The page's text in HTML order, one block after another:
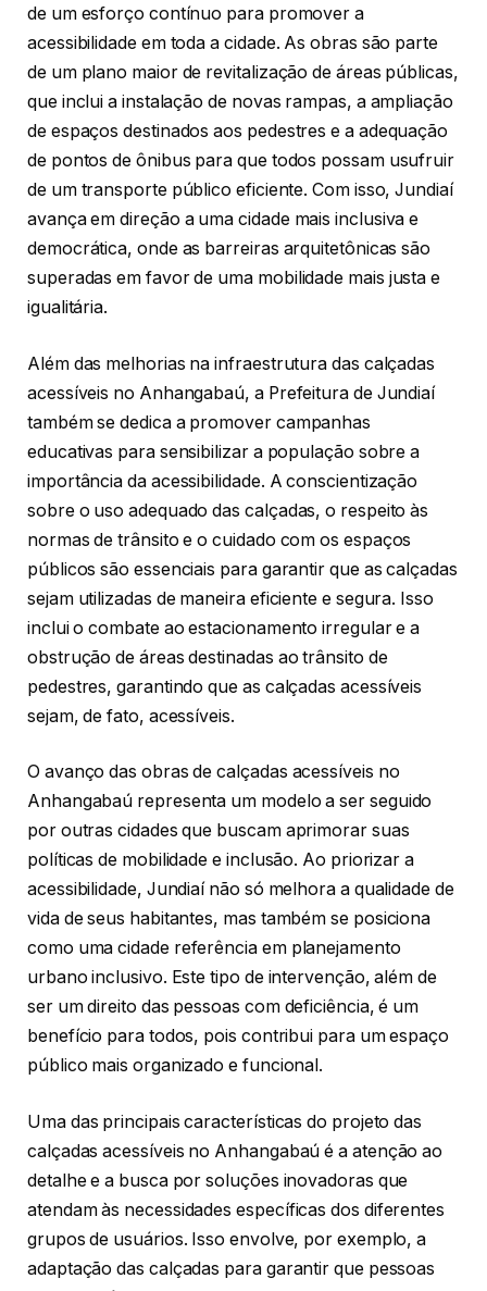
de um esforço contínuo para promover a
acessibilidade em toda a cidade. As obras são parte
de um plano maior de revitalização de áreas públicas,
que inclui a instalação de novas rampas, a ampliação
de espaços destinados aos pedestres e a adequação
de pontos de ônibus para que todos possam usufruir
de um transporte público eficiente. Com isso, Jundiaí
avança em direção a uma cidade mais inclusiva e
democrática, onde as barreiras arquitetônicas são
superadas em favor de uma mobilidade mais justa e
igualitária.
Além das melhorias na infraestrutura das calçadas
acessíveis no Anhangabaú, a Prefeitura de Jundiaí
também se dedica a promover campanhas
educativas para sensibilizar a população sobre a
importância da acessibilidade. A conscientização
sobre o uso adequado das calçadas, o respeito às
normas de trânsito e o cuidado com os espaços
públicos são essenciais para garantir que as calçadas
sejam utilizadas de maneira eficiente e segura. Isso
inclui o combate ao estacionamento irregular e a
obstrução de áreas destinadas ao trânsito de
pedestres, garantindo que as calçadas acessíveis
sejam, de fato, acessíveis.
O avanço das obras de calçadas acessíveis no
Anhangabaú representa um modelo a ser seguido
por outras cidades que buscam aprimorar suas
políticas de mobilidade e inclusão. Ao priorizar a
acessibilidade, Jundiaí não só melhora a qualidade de
vida de seus habitantes, mas também se posiciona
como uma cidade referência em planejamento
urbano inclusivo. Este tipo de intervenção, além de
ser um direito das pessoas com deficiência, é um
benefício para todos, pois contribui para um espaço
público mais organizado e funcional.
Uma das principais características do projeto das
calçadas acessíveis no Anhangabaú é a atenção ao
detalhe e a busca por soluções inovadoras que
atendam às necessidades específicas dos diferentes
grupos de usuários. Isso envolve, por exemplo, a
adaptação das calçadas para garantir que pessoas